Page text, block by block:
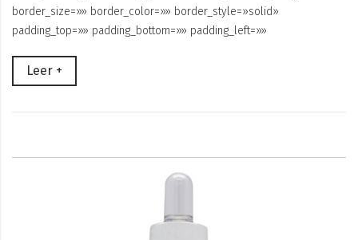
border_size=»» border_color=»» border_style=»solid»
padding_top=»» padding_bottom=»» padding_left=»»
Leer +